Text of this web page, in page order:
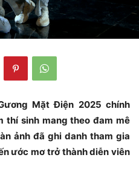
Mặt Điện 2025 chính
thí sinh mang theo đam mê
ảnh đã ghi danh tham gia
ước mơ trở thành diễn viên